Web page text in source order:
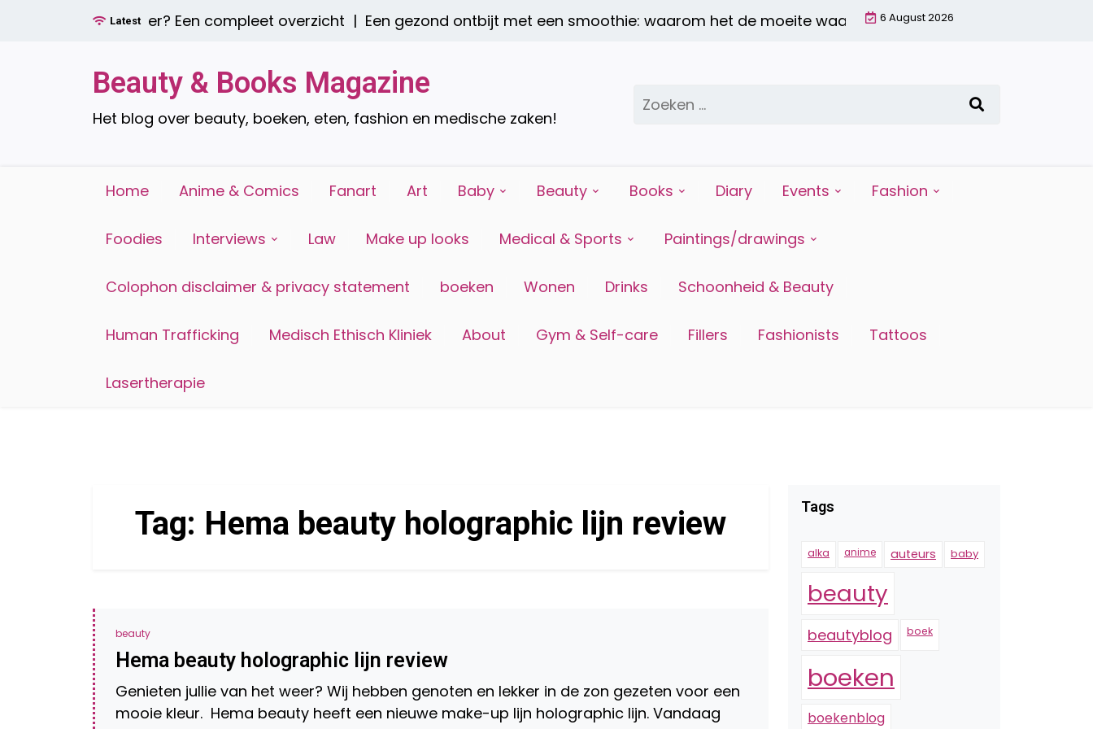
Latest
zijn er? Een compleet overzicht | Een gezond ontbijt met een smoothie: waarom het de moeite waard is |6 redenen waarom water
6 August 2026
Beauty & Books Magazine
Het blog over beauty, boeken, eten, fashion en medische zaken!
Zoeken
naar:
Home Anime & Comics Fanart Art Baby Beauty Books Diary Events Fashion
Foodies Interviews Law Make up looks Medical & Sports Paintings/drawings
Colophon disclaimer & privacy statement boeken Wonen Drinks Schoonheid & Beauty
Human Trafficking Medisch Ethisch Kliniek About Gym & Self-care Fillers Fashionists Tattoos
Lasertherapie
Tag: Hema beauty holographic lijn review
beauty
Hema beauty holographic lijn review
Genieten jullie van het weer? Wij hebben genoten en lekker in de zon gezeten voor een
mooie kleur. Hema beauty heeft een nieuwe make-up lijn holographic lijn. Vandaag
Tags
alka anime auteurs baby
beauty
beautyblog boek
boeken
boekenblog